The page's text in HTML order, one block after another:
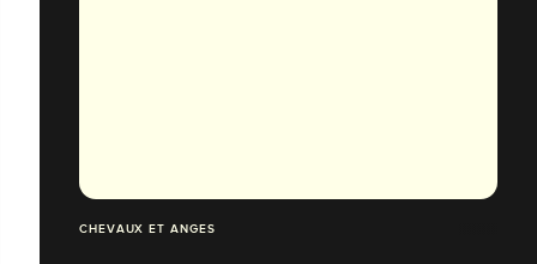
CHEVAUX ET ANGES